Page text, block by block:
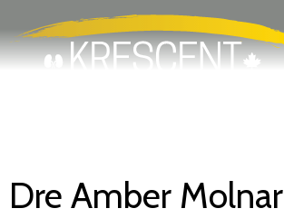
au
contenu
Dre Amber Molnar